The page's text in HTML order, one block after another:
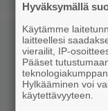
Hyväksymällä
Käytämme
laitteellesi
vierailit, IP-
Pääset
Hylkääminen voi
käytettävyyteen.